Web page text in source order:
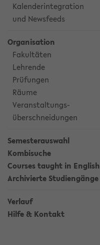
Kalenderintegration
und Newsfeeds
Organisation
Fakultäten
Lehrende
Prüfungen
Räume
Veranstaltungs-
überschneidungen
Semesterauswahl
Kombisuche
Courses taught in English
Archivierte Studiengänge
Verlauf
Hilfe & Kontakt